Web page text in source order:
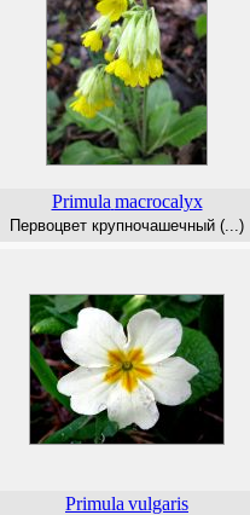
Primula macrocalyx
Первоцвет крупночашечный (...)
Primula vulgaris